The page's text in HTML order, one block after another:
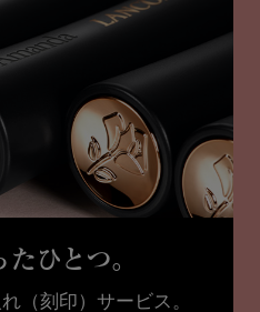
ひとつ。
（刻印）サービス。